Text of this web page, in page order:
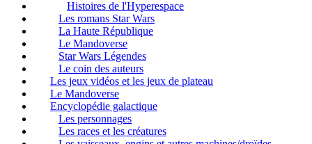
Histoires de l'Hyperespace
Les romans Star Wars
La Haute République
Le Mandoverse
Star Wars Légendes
Le coin des auteurs
Les jeux vidéos et les jeux de plateau
Le Mandoverse
Encyclopédie galactique
Les personnages
Les races et les créatures